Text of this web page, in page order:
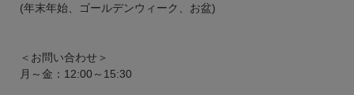
(年末年始、ゴールデンウィーク、お盆)
＜お問い合わせ＞
月～金：12:00～15:30